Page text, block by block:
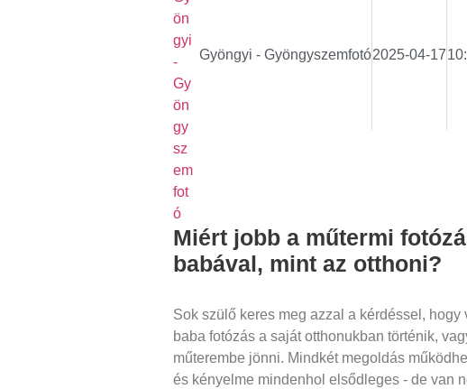
Gyöngyi - Gyöngyszemfotó2025-04-17
Miért jobb a műtermi
babával, mint az otthoni?
Sok szülő keres meg azzal a kérdéssel,
baba fotózás a saját otthonukban történik,
műterembe jönni. Mindkét megoldás
és kényelme mindenhol elsődleges - de van